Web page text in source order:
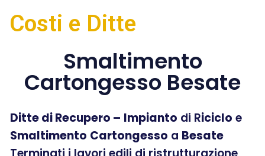
Costi e Ditte
Smaltimento
Cartongesso Besate
Ditte di Recupero – Impianto di Riciclo e
Smaltimento Cartongesso a Besate